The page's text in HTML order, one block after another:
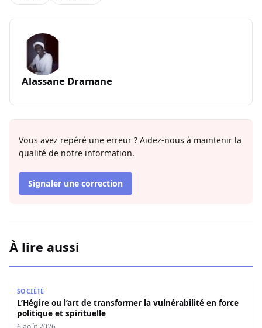
Alassane Dramane
Vous avez repéré une erreur ? Aidez-nous à maintenir la
qualité de notre information.
Signaler une correction
À lire aussi
SOCIÉTÉ
L’Hégire ou l’art de transformer la vulnérabilité en force
politique et spirituelle